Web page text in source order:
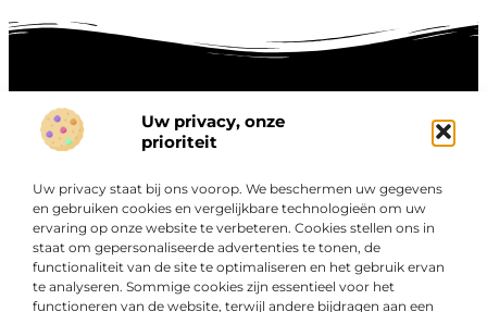
Uw privacy, onze
prioriteit
Uw privacy staat bij ons voorop. We beschermen uw gegevens
en gebruiken cookies en vergelijkbare technologieën om uw
ervaring op onze website te verbeteren. Cookies stellen ons in
staat om gepersonaliseerde advertenties te tonen, de
functionaliteit van de site te optimaliseren en het gebruik ervan
te analyseren. Sommige cookies zijn essentieel voor het
functioneren van de website, terwijl andere bijdragen aan een
Over
Bedrijf
“Ontdek een wereld van boeiende blogs en artikelen die
je zowel inspireren als informeren.”
Bij Exclusiefbedrijf.nl draait alles om het leveren van
kwalitatieve inzichten en verhalen die jouw dagelijks leven
Onze informatie